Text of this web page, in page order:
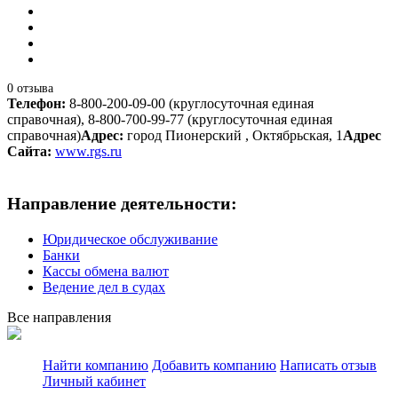
0 отзыва
Телефон: 8-800-200-09-00 (круглосуточная единая
справочная), 8-800-700-99-77 (круглосуточная единая
справочная)Адрес: город Пионерский , Октябрьская, 1 Адрес
Сайта: www.rgs.ru
Направление деятельности:
Юридическое обслуживание
Банки
Кассы обмена валют
Ведение дел в судах
Все направления
Найти компанию Добавить компанию Написать отзыв
Личный кабинет